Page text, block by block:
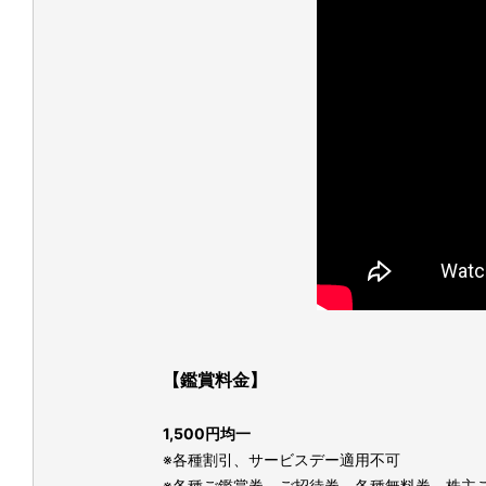
【鑑賞料金】
1,500円均一
※各種割引、サービスデー適用不可